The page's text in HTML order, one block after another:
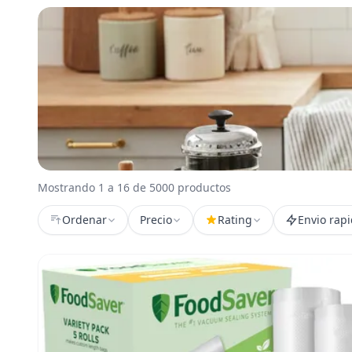
Mostrando 1 a 16 de 5000 productos
Ordenar Precio Rating Envio